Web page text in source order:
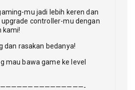
mu jadi lebih keren dan
controller-mu dengan
kami!
dan rasakan bedanya!
mau bawa game ke level